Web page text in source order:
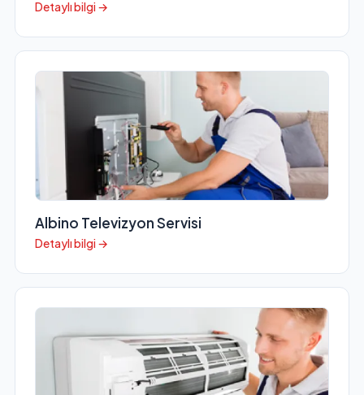
Detaylı bilgi →
Albino Televizyon Servisi
Detaylı bilgi →